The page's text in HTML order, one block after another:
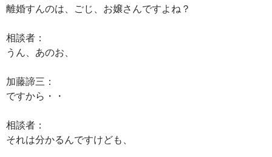
離婚すんのは、ごじ、お嬢さんですよね？
相談者：
うん、あのお、
加藤諦三：
ですから・・
相談者：
それは分かるんですけども、